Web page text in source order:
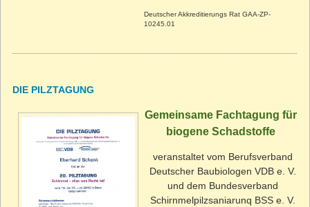
Deutscher Akkreditierungs Rat GAA-ZP-
10245.01
DIE PILZTAGUNG
Gemeinsame Fachtagung für
biogene Schadstoffe
veranstaltet vom Berufsverband
Deutscher Baubiologen VDB e. V.
und dem Bundesverband
Schirnmelpilzsaniarunq BSS e. V.